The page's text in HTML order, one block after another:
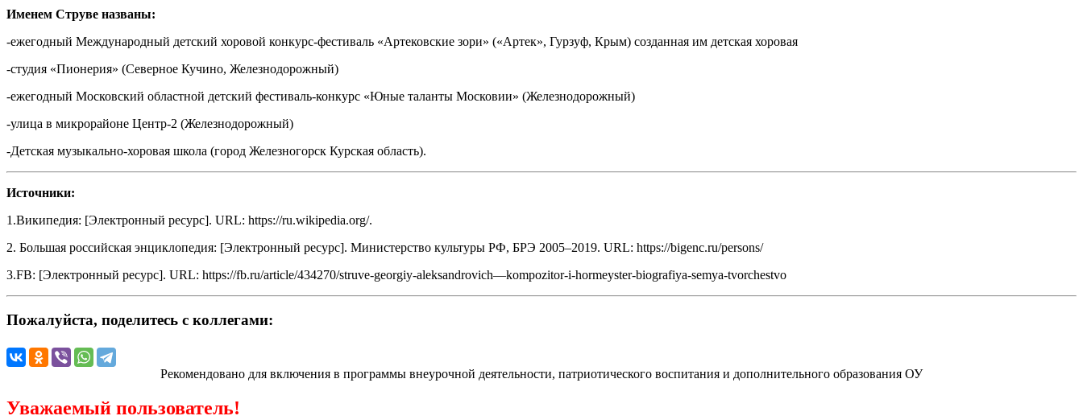
Именем Струве названы:
-ежегодный Международный детский хоровой конкурс-фестиваль «Артековские зори» («Артек», Гурзуф, Крым) созданная им детская хоровая
-студия «Пионерия» (Северное Кучино, Железнодорожный)
-ежегодный Московский областной детский фестиваль-конкурс «Юные таланты Московии» (Железнодорожный)
-улица в микрорайоне Центр-2 (Железнодорожный)
-Детская музыкально-хоровая школа (город Железногорск Курская область).
Источники:
1.Википедия: [Электронный ресурс]. URL: https://ru.wikipedia.org/.
2. Большая российская энциклопедия: [Электронный ресурс]. Министерство культуры РФ, БРЭ 2005–2019. URL: https://bigenc.ru/persons/
3.FB: [Электронный ресурс]. URL: https://fb.ru/article/434270/struve-georgiy-aleksandrovich—kompozitor-i-hormeyster-biografiya-semya-tvorchestvo
Пожалуйста, поделитесь с коллегами:
Рекомендовано для включения в программы внеурочной деятельности, патриотического воспитания и дополнительного образования ОУ
Уважаемый пользователь!